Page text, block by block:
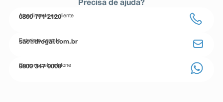
Precisa de ajuda?
Atendimento ao cliente
0800 771 2120
Entre em contato
sac@drogal.com.br
Compre pelo telefone
0800 347 0000